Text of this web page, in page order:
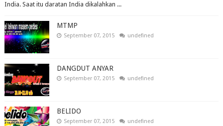
India. Saat itu daratan India dikalahkan ...
MTMP
September 07, 2015 undefined
DANGDUT ANYAR
September 07, 2015 undefined
BELIDO
September 07, 2015 undefined